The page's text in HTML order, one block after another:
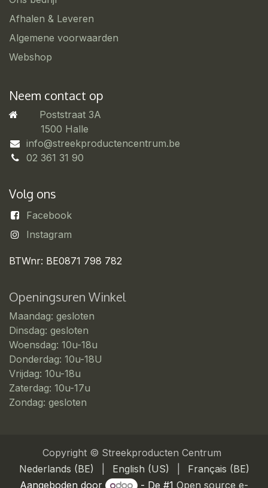
Afhalen & Leveren
Algemene voorwaarden
Webshop
Neem contact op
Poststraat 3A
​1500 Halle
info@streekproductencentrum.be
02 361 31 90
Volg ons
Facebook
Instagram
BTWnr: BE0871 798 782
Openingsuren Winkel
Maandag: gesloten
Dinsdag: gesloten
Woensdag: 10u-18u
Donderdag: 10u-18U
Vrijdag: 10u-18u
Zaterdag: 10u-17u
Zondag: gesloten
Copyright © Streekproducten Centrum
Nederlands (BE)
English (US)
Français (BE)
Aangeboden door
- De #1Open source e-